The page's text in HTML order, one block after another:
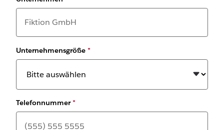
Unternehmensgröße *
Telefonnummer*